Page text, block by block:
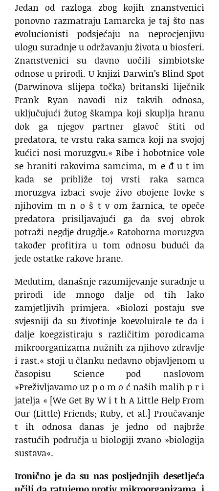
Jedan od razloga zbog kojih znanstvenici
ponovno razmatraju Lamarcka je taj što nas
evolucionisti podsjećaju na neprocjenjivu
ulogu suradnje u održavanju života u biosferi.
Znanstvenici su davno uočili simbiotske
odnose u prirodi. U knjizi Darwin’s Blind Spot
(Darwinova slijepa točka) britanski liječnik
Frank Ryan navodi niz takvih odnosa,
uključujući žutog škampa koji skuplja hranu
dok ga njegov partner glavoč štiti od
predatora, te vrstu raka samca koji na svojoj
kućici nosi moruzgvu.« Ribe i hobotnice vole
se hraniti rakovima samcima, m e đ u t im
kada se približe toj vrsti raka samca
moruzgva izbaci svoje živo obojene lovke s
njihovim m n o š t v om žarnica, te opeče
predatora prisiljavajući ga da svoj obrok
potraži negdje drugdje.« Ratoborna moruzgva
također profitira u tom odnosu budući da
jede ostatke rakove hrane.
Međutim, današnje razumijevanje suradnje u
prirodi ide mnogo dalje od tih lako
zamjetljivih primjera. »Biolozi postaju sve
svjesniji da su životinje koevoluirale te da i
dalje koegzistiraju s različitim porodicama
mikroorganizama nužnih za njihovo zdravlje
i rast.« stoji u članku nedavno objavljenom u
časopisu Science pod naslovom
»Preživljavamo uz p o m o ć naših malih p r i
jatelja « [We Get By W i t h A Little Help From
Our (Little) Friends; Ruby, et al.] Proučavanje
t ih odnosa danas je jedno od najbrže
rastućih područja u biologiji zvano »biologija
sustava«.
Ironično je da su nas posljednjih desetljeća